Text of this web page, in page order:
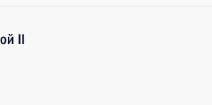
II